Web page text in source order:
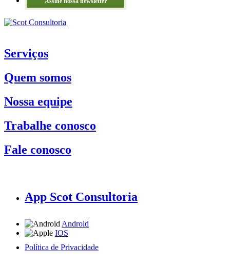
Serviços
Quem somos
Nossa equipe
Trabalhe conosco
Fale conosco
App Scot Consultoria
Android
IOS
Política de Privacidade